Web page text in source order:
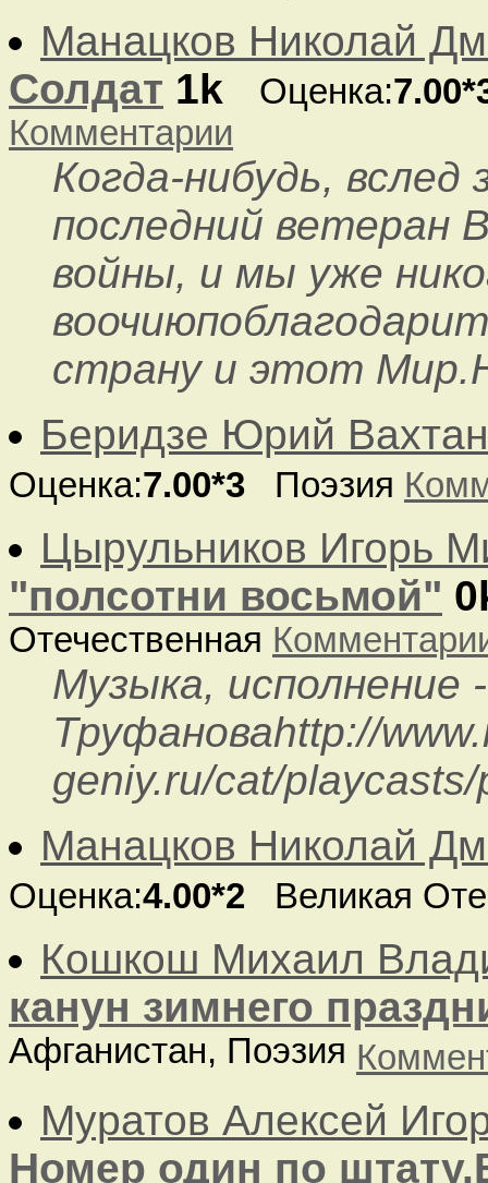
Манацков Николай
Солдат 1k Оценка:
Комментарии
Когда-нибудь,
последний ветеран
войны, и мы уже
страну и этот
Беридзе Юрий
Оценка:7.00*3 Поэзия
Цырульников Игорь
"полсотни восьмой"
Отечественная
Музыка, исполнение
Труфановаhttp://
geniy.ru/cat/
Манацков Николай
Оценка:4.00*2 Великая
Кошкош Михаил
канун зимнего
Афганистан, Поэзия
Муратов Алексей
Номер один по